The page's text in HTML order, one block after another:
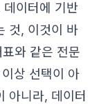
이터에 기반
것, 이것이 바
표와 같은 전문
상 선택이 아
아니라, 데이터